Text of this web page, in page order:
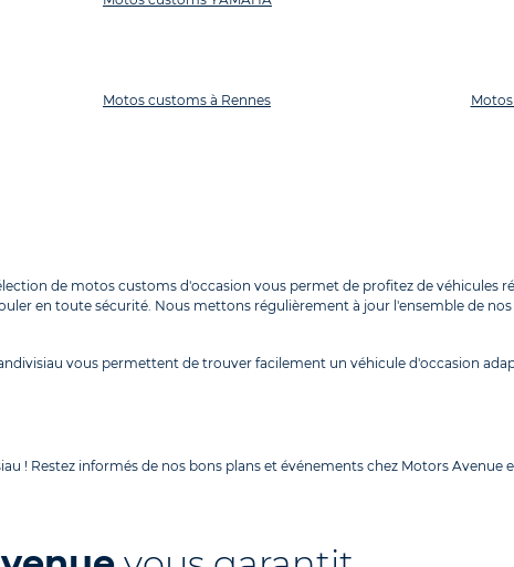
Motos customs à Rennes
de motos customs d'occasion vous permet de profitez de véhicules
en toute sécurité. Nous mettons régulièrement à jour l'ensemble de
vous permettent de trouver facilement un véhicule d'occasion
! Restez informés de nos bons plans et événements chez Motors Avenue